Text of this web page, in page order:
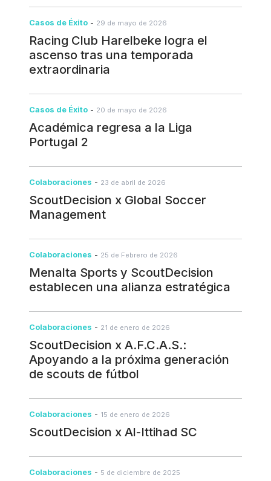
profesionales y academias también aporta un enorme
valor al fútbol universitario, ofreciendo un ecosistema
completo para el reclutamiento, el desarrollo de
jugadores, el rendimiento y la gestión deportiva.
Estamos encantados de acompañar a Faulkner
deseamos contribuir al éxito continuo de los Eagles
dentro y fuera del terreno de juego. ¡Bienvenidos a
ScoutDecision, Faulkner Eagles!
Casos de Éxito - 29 de mayo de 2026
Racing Club Harelbeke logra el
ascenso tras una temporada
extraordinaria
Casos de Éxito - 20 de mayo de 2026
Académica regresa a la Liga
Portugal 2
Colaboraciones - 23 de abril de 2026
ScoutDecision x Global Soccer
Management
Colaboraciones - 25 de Febrero de 2026
Menalta Sports y ScoutDecision
establecen una alianza estratégica
Colaboraciones - 21 de enero de 2026
ScoutDecision x A.F.C.A.S.:
Apoyando a la próxima generación
de scouts de fútbol
Colaboraciones - 15 de enero de 2026
ScoutDecision x Al-Ittihad SC
Colaboraciones - 5 de diciembre de 2025